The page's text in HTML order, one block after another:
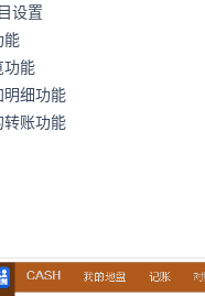
设置
能
功能
明细功能
转账功能